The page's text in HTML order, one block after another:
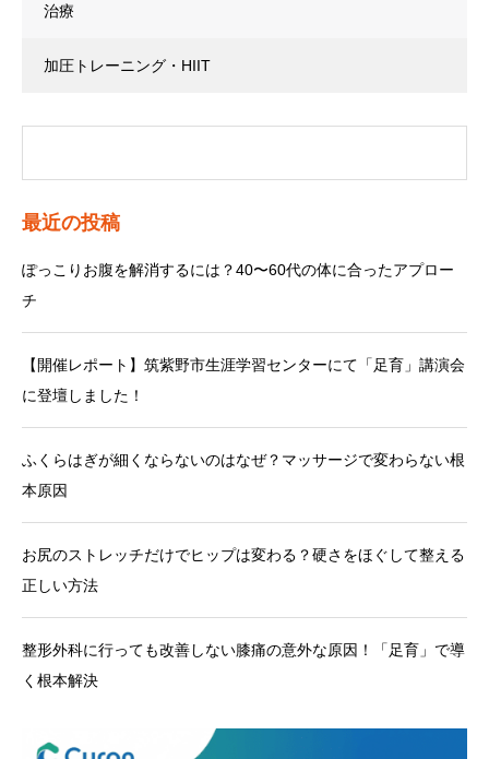
治療
加圧トレーニング・HIIT
最近の投稿
ぽっこりお腹を解消するには？40〜60代の体に合ったアプロー
チ
【開催レポート】筑紫野市生涯学習センターにて「足育」講演会
に登壇しました！
ふくらはぎが細くならないのはなぜ？マッサージで変わらない根
本原因
お尻のストレッチだけでヒップは変わる？硬さをほぐして整える
正しい方法
整形外科に行っても改善しない膝痛の意外な原因！「足育」で導
く根本解決